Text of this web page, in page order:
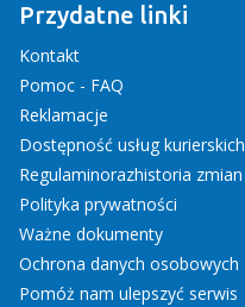
Przydatne linki
Kontakt
Pomoc - FAQ
Reklamacje
Dostępność usług kurierskich
Regulaminorazhistoria zmian
Polityka prywatności
Ważne dokumenty
Ochrona danych osobowych
Pomóż nam ulepszyć serwis